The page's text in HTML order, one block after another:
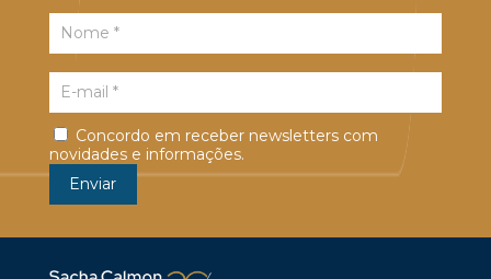
Concordo em receber newsletters com
novidades e informações.